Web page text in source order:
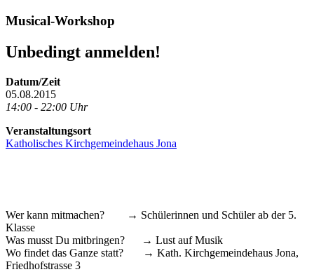
Musical-Workshop
Unbedingt anmelden!
Datum/Zeit
05.08.2015
14:00 - 22:00 Uhr
Veranstaltungsort
Katholisches Kirchgemeindehaus Jona
Wer kann mitmachen? → Schülerinnen und Schüler ab der 5.
Klasse
Was musst Du mitbringen? → Lust auf Musik
Wo findet das Ganze statt? → Kath. Kirchgemeindehaus Jona,
Friedhofstrasse 3